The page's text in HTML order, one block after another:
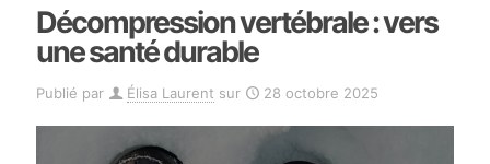
Décompression vertébrale : vers
une santé durable
Publié par Élisa Laurent sur 28 octobre 2025